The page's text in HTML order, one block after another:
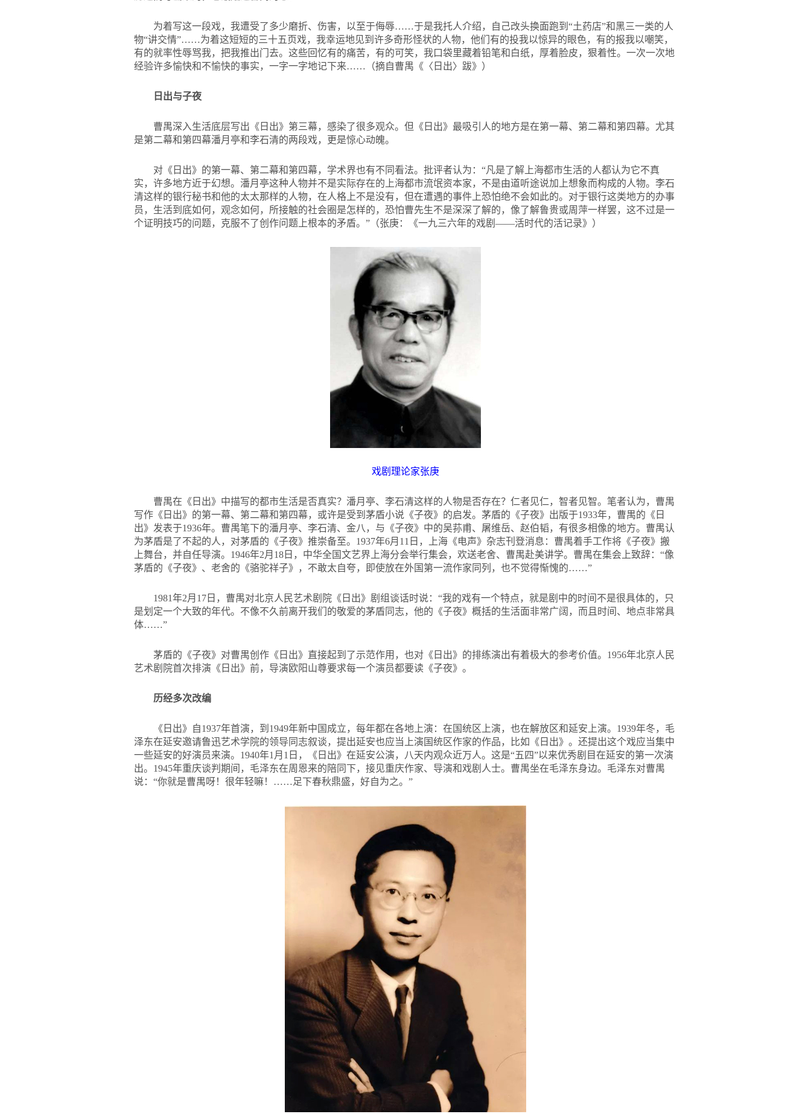
为着写这一段戏，我遭受了多少磨折、伤害，以至于侮辱……于是我托人介绍，自己改头换面跑到“土药店”和黑三一类的人
物“讲交情”……为着这短短的三十五页戏，我幸运地见到许多奇形怪状的人物，他们有的投我以惊异的眼色，有的报我以嘲笑，
有的就率性辱骂我，把我推出门去。这些回忆有的痛苦，有的可笑，我口袋里藏着铅笔和白纸，厚着脸皮，狠着性。一次一次地
经验许多愉快和不愉快的事实，一字一字地记下来……（摘自曹禺《〈日出〉跋》）
日出与子夜
曹禺深入生活底层写出《日出》第三幕，感染了很多观众。但《日出》最吸引人的地方是在第一幕、第二幕和第四幕。尤其
是第二幕和第四幕潘月亭和李石清的两段戏，更是惊心动魄。
对《日出》的第一幕、第二幕和第四幕，学术界也有不同看法。批评者认为：“凡是了解上海都市生活的人都认为它不真
实，许多地方近于幻想。潘月亭这种人物并不是实际存在的上海都市流氓资本家，不是由道听途说加上想象而构成的人物。李石
清这样的银行秘书和他的太太那样的人物，在人格上不是没有，但在遭遇的事件上恐怕绝不会如此的。对于银行这类地方的办事
员，生活到底如何，观念如何，所接触的社会圈是怎样的，恐怕曹先生不是深深了解的，像了解鲁贵或周萍一样罢，这不过是一
个证明技巧的问题，克服不了创作问题上根本的矛盾。”（张庚：《一九三六年的戏剧——活时代的活记录》）
戏剧理论家张庚
曹禺在《日出》中描写的都市生活是否真实？潘月亭、李石清这样的人物是否存在？仁者见仁，智者见智。笔者认为，曹禺
写作《日出》的第一幕、第二幕和第四幕，或许是受到茅盾小说《子夜》的启发。茅盾的《子夜》出版于1933年，曹禺的《日
出》发表于1936年。曹禺笔下的潘月亭、李石清、金八，与《子夜》中的吴荪甫、屠维岳、赵伯韬，有很多相像的地方。曹禺认
为茅盾是了不起的人，对茅盾的《子夜》推崇备至。1937年6月11日，上海《电声》杂志刊登消息：曹禺着手工作将《子夜》搬
上舞台，并自任导演。1946年2月18日，中华全国文艺界上海分会举行集会，欢送老舍、曹禺赴美讲学。曹禺在集会上致辞：“像
茅盾的《子夜》、老舍的《骆驼祥子》，不敢太自夸，即使放在外国第一流作家同列，也不觉得惭愧的……”
1981年2月17日，曹禺对北京人民艺术剧院《日出》剧组谈话时说：“我的戏有一个特点，就是剧中的时间不是很具体的，只
是划定一个大致的年代。不像不久前离开我们的敬爱的茅盾同志，他的《子夜》概括的生活面非常广阔，而且时间、地点非常具
体……”
茅盾的《子夜》对曹禺创作《日出》直接起到了示范作用，也对《日出》的排练演出有着极大的参考价值。1956年北京人民
艺术剧院首次排演《日出》前，导演欧阳山尊要求每一个演员都要读《子夜》。
历经多次改编
《日出》自1937年首演，到1949年新中国成立，每年都在各地上演：在国统区上演，也在解放区和延安上演。1939年冬，毛
泽东在延安邀请鲁迅艺术学院的领导同志叙谈，提出延安也应当上演国统区作家的作品，比如《日出》。还提出这个戏应当集中
一些延安的好演员来演。1940年1月1日，《日出》在延安公演，八天内观众近万人。这是“五四”以来优秀剧目在延安的第一次演
出。1945年重庆谈判期间，毛泽东在周恩来的陪同下，接见重庆作家、导演和戏剧人士。曹禺坐在毛泽东身边。毛泽东对曹禺
说：“你就是曹禺呀！很年轻嘛！……足下春秋鼎盛，好自为之。”